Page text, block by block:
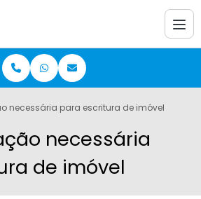
necessária para escritura de imóvel
necessária
de imóvel